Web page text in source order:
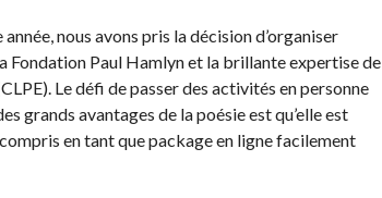
nous avons pris la décision d’organiser
Fondation Paul Hamlyn et la brillante expertise de
Le défi de passer des activités en personne
grands avantages de la poésie est qu’elle est
en tant que package en ligne facilement